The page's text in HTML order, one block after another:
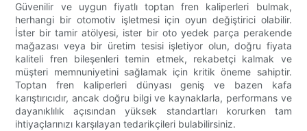
Güvenilir ve uygun fiyatlı toptan fren kaliperleri bulmak,
herhangi bir otomotiv işletmesi için oyun değiştirici olabilir.
İster bir tamir atölyesi, ister bir oto yedek parça perakende
mağazası veya bir üretim tesisi işletiyor olun, doğru fiyata
kaliteli fren bileşenleri temin etmek, rekabetçi kalmak ve
müşteri memnuniyetini sağlamak için kritik öneme sahiptir.
Toptan fren kaliperleri dünyası geniş ve bazen kafa
karıştırıcıdır, ancak doğru bilgi ve kaynaklarla, performans ve
dayanıklılık açısından yüksek standartları korurken tam
ihtiyaçlarınızı karşılayan tedarikçileri bulabilirsiniz.